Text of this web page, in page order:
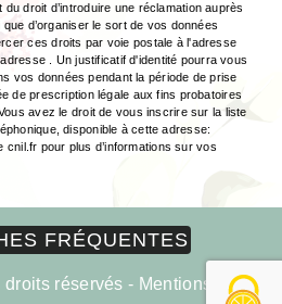
droit d’introduire une réclamation auprès
d’organiser le sort de vos données
ces droits par voie postale à l'adresse
. Un justificatif d'identité pourra vous
vos données pendant la période de prise
de prescription légale aux fins probatoires
avez le droit de vous inscrire sur la liste
disponible à cette adresse:
cnil.fr pour plus d’informations sur vos
FRÉQUENTES
droits réservés - Mentions